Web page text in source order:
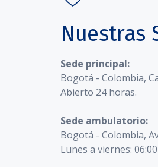
Nuestras
Sede principal:
Bogotá - Colombia,
Abierto 24 horas.
Sede ambulatorio:
Bogotá - Colombia,
Lunes a viernes: